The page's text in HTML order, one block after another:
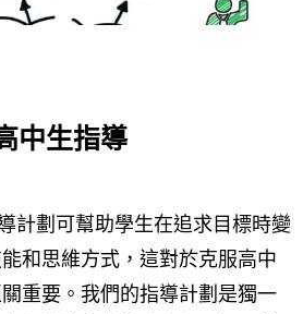
中生指導
計劃可幫助學生在追求目標時變
和思維方式，這對於克服高中
重要。我們的指導計劃是獨一